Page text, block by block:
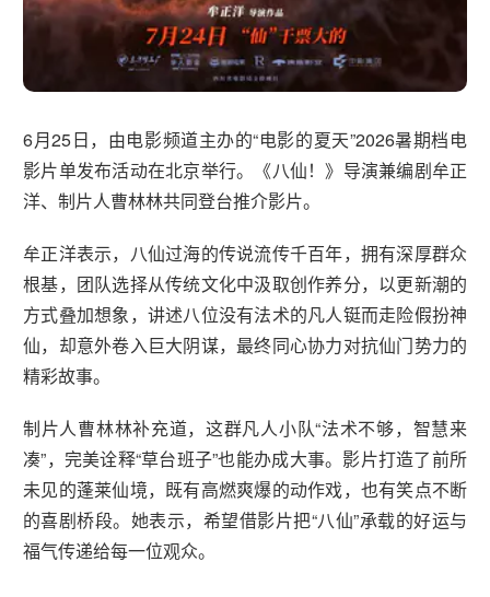
6月25日，由电影频道主办的“电影的夏天”2026暑期档电
影片单发布活动在北京举行。《八仙！》导演兼编剧牟正
洋、制片人曹林林共同登台推介影片。
牟正洋表示，八仙过海的传说流传千百年，拥有深厚群众
根基，团队选择从传统文化中汲取创作养分，以更新潮的
方式叠加想象，讲述八位没有法术的凡人铤而走险假扮神
仙，却意外卷入巨大阴谋，最终同心协力对抗仙门势力的
精彩故事。
制片人曹林林补充道，这群凡人小队“法术不够，智慧来
凑”，完美诠释“草台班子”也能办成大事。影片打造了前所
未见的蓬莱仙境，既有高燃爽爆的动作戏，也有笑点不断
的喜剧桥段。她表示，希望借影片把“八仙”承载的好运与
福气传递给每一位观众。